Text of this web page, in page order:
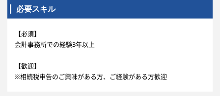
必要スキル
【必須】
会計事務所での経験3年以上
【歓迎】
※相続税申告のご興味がある方、ご経験がある方歓迎